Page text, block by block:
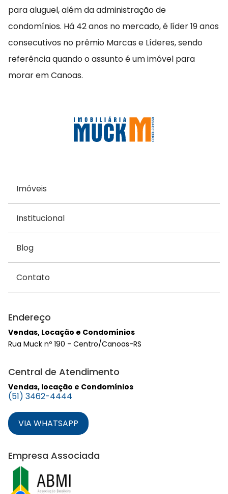
para aluguel, além da administração de
condomínios. Há 42 anos no mercado, é líder 19 anos
consecutivos no prêmio Marcas e Líderes, sendo
referência quando o assunto é um imóvel para
morar em Canoas.
Imóveis
Institucional
Blog
Contato
Endereço
Vendas, Locação e Condomínios
Rua Muck nº 190 - Centro/Canoas-RS
Central de Atendimento
Vendas, locação e Condomínios
(51) 3462-4444
VIA WHATSAPP
Empresa Associada